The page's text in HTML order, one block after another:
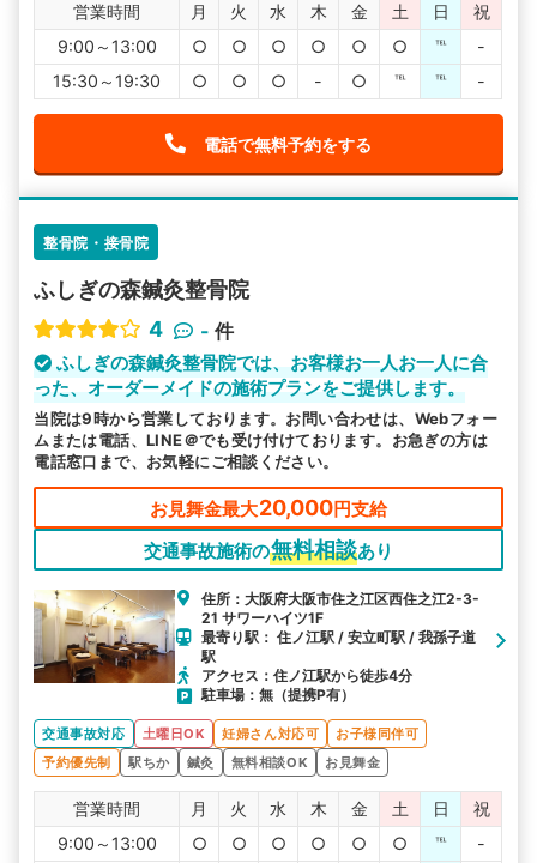
営業時間 月 火 水 木 金 土 日
祝
9:00～13:00
○ ○ ○ ○ ○ ○ ℡
-
15:30～19:30
○ ○ ○ - ○ ℡ ℡ -
電話で無料予約をする
整骨院・接骨院
ふしぎの森鍼灸整骨院
4
- 件
ふしぎの森鍼灸整骨院では、お客様お一人お一人に合
った、オーダーメイドの施術プランをご提供します。
当院は9時から営業しております。お問い合わせは、Webフォー
ムまたは電話、LINE＠でも受け付けております。お急ぎの方は
電話窓口まで、お気軽にご相談ください。
お見舞金最大20,000円支給
交通事故施術の無料相談あり
住所：大阪府大阪市住之江区西住之江2-3-
21 サワーハイツ1F
最寄り駅： 住ノ江駅 / 安立町駅 / 我孫子道
駅
アクセス：住ノ江駅から徒歩4分
駐車場：無（提携P有）
交通事故対応 土曜日OK 妊婦さん対応可
お子様同伴可
予約優先制
駅ちか 鍼灸 無料相談OK お見舞金
営業時間 月 火 水 木 金 土 日
祝
9:00～13:00
○ ○ ○ ○ ○ ○ ℡ -